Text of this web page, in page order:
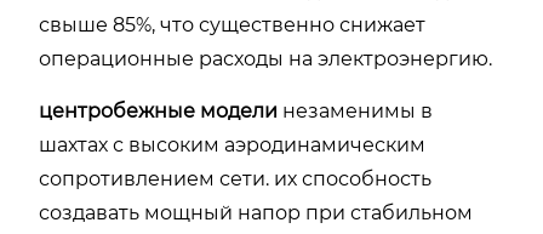
свыше 85%, что существенно снижает
операционные расходы на электроэнергию.
центробежные модели незаменимы в
шахтах с высоким аэродинамическим
сопротивлением сети. их способность
создавать мощный напор при стабильном